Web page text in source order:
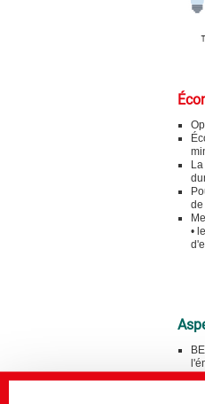
de
•